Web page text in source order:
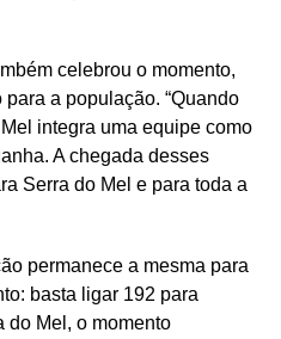
celebrou o momento,
a população. “Quando
integra uma equipe como
A chegada desses
Serra do Mel e para toda a
permanece a mesma para
basta ligar 192 para
do Mel, o momento